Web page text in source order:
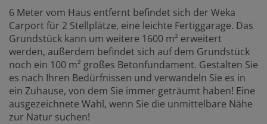
6 Meter vom Haus entfernt befindet sich der Weka
Carport für 2 Stellplätze, eine leichte Fertiggarage. Das
Grundstück kann um weitere 1600 m² erweitert
werden, außerdem befindet sich auf dem Grundstück
noch ein 100 m² großes Betonfundament. Gestalten Sie
es nach Ihren Bedürfnissen und verwandeln Sie es in
ein Zuhause, von dem Sie immer geträumt haben! Eine
ausgezeichnete Wahl, wenn Sie die unmittelbare Nähe
zur Natur suchen!